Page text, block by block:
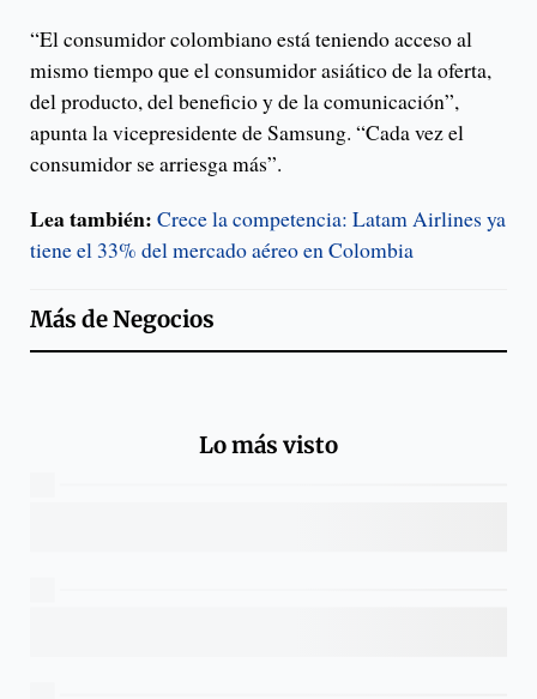
“El consumidor colombiano está teniendo acceso al
mismo tiempo que el consumidor asiático de la oferta,
del producto, del beneficio y de la comunicación”,
apunta la vicepresidente de Samsung. “Cada vez el
consumidor se arriesga más”.
Lea también: Crece la competencia: Latam Airlines ya
tiene el 33% del mercado aéreo en Colombia
Más deNegocios
Lo más visto